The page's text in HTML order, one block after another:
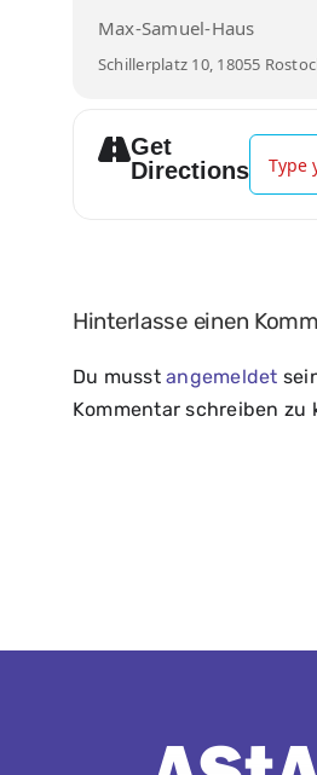
Max-Samuel-Haus
Schillerplatz 10, 18055
Get
Directions
Hinterlasse einen
Du musstangemeldet
Kommentar schreiben zu